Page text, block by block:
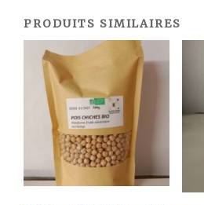
PRODUITS SIMILAIRES